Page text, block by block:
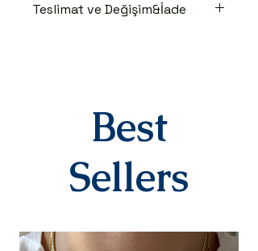
Teslimat ve Değişim&İade
takip numaranız,anlaşmalı kargo
firmamız olan Yurtiçi Kargo
tarafından size sms olarak iletilir.
DEĞİŞİM&İADE
Kişiye özel
yoktur.Ürünler sipariş üstüne kişiye
Best
Sellers